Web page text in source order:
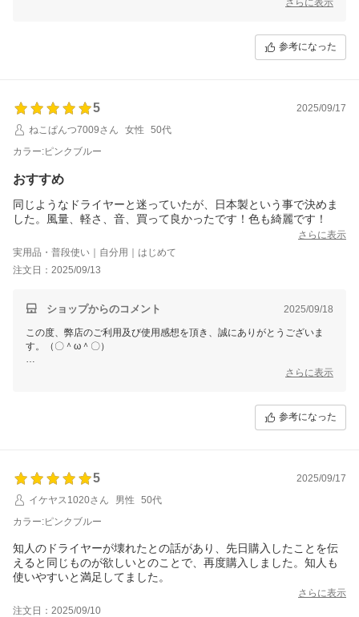
お買い上げ商品は少しでもお客様のお役に立てれば幸いです。
これからもまた何がございましたら、是非お気軽にショップまでお問い
を開始してください。
今後も変わらぬご愛顧のほど、よろしくお願いいたします。
参考になった
5
2025/09/17
ねこぱんつ7009さん
女性
50代
カラー:ピンクブルー
おすすめ
同じようなドライヤーと迷っていたが、日本製という事で決めま
した。風量、軽さ、音、買って良かったです！色も綺麗です！
さらに表示
実用品・普段使い｜自分用｜はじめて
注文日：2025/09/13
ショップからのコメント 2025/09/18
この度、弊店のご利用及び使用感想を頂き、誠にありがとうございま
す。（〇＾ω＾〇）
ご多用にもかかわらず、丁寧なご使用感想をいただき本当に嬉しい限り
お買い上げ商品は少しでもお客様のお役に立てれば幸いです。
これからもまた何がございましたら、是非お気軽にショップまでお問い
を開始してください。
今後も変わらぬご愛顧のほど、よろしくお願いいたします。
さらに表示
参考になった
5
2025/09/17
イケヤス1020さん
男性
50代
カラー:ピンクブルー
知人のドライヤーが壊れたとの話があり、先日購入したことを伝
えると同じものが欲しいとのことで、再度購入しました。知人も
使いやすいと満足してました。
さらに表示
注文日：2025/09/10